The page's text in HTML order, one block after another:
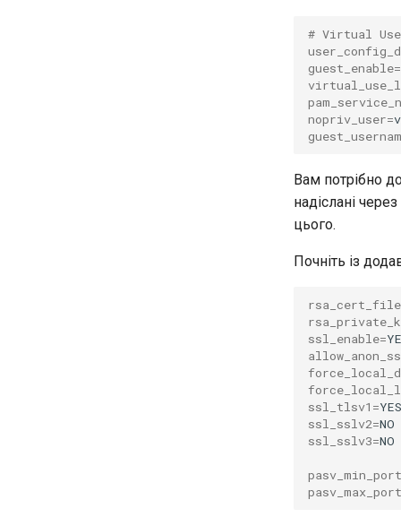
# Virtual
guest_enable=
nopriv_user=
Вам потрібно
надіслані
цього.
Почніть із
rsa_cert_file
ssl_enable=
ssl_tlsv1 =
ssl_sslv2=
ssl_sslv3=NO
pasv_min_port
pasv_max_port